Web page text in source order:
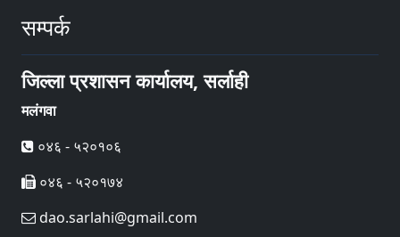
सम्पर्क
जिल्ला प्रशासन कार्यालय, सर्लाही
मलंगवा
०४६ - ५२०१०६
०४६ - ५२०१७४
dao.sarlahi@gmail.com